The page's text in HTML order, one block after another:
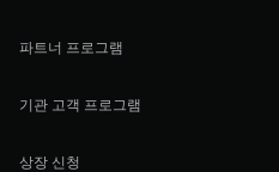
파트너 프로그램
기관 고객 프로그램
상장 신청